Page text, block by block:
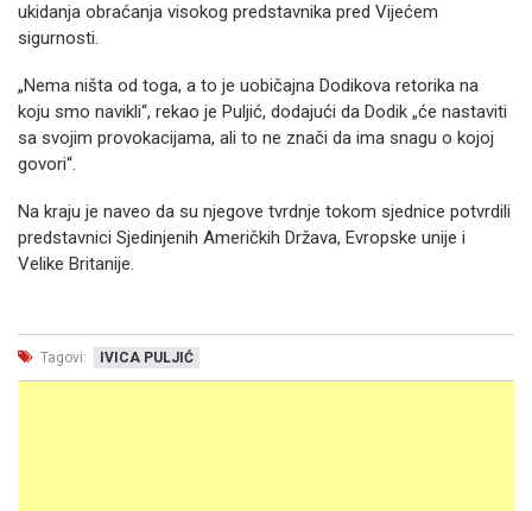
ukidanja obraćanja visokog predstavnika pred Vijećem
sigurnosti.
„Nema ništa od toga, a to je uobičajna Dodikova retorika na
koju smo navikli“, rekao je Puljić, dodajući da Dodik „će nastaviti
sa svojim provokacijama, ali to ne znači da ima snagu o kojoj
govori“.
Na kraju je naveo da su njegove tvrdnje tokom sjednice potvrdili
predstavnici Sjedinjenih Američkih Država, Evropske unije i
Velike Britanije.
Tagovi: IVICA PULJIĆ